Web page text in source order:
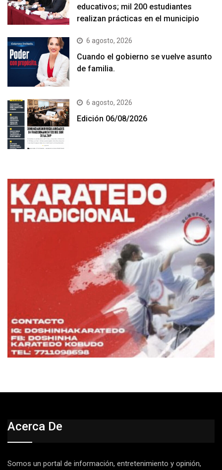
educativos; mil 200 estudiantes
realizan prácticas en el municipio
6 agosto, 2026
Cuando el gobierno se vuelve asunto
de familia.
6 agosto, 2026
Edición 06/08/2026
Acerca De
Somos un portal de información, entretenimiento y opinión,